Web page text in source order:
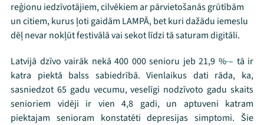
Mana programma
reģionu iedzīvotājiem, cilvēkiem ar pārvietošanās grūtībām
un citiem, kurus ļoti gaidām LAMPĀ, bet kuri dažādu iemeslu
dēļ nevar nokļūt festivālā vai sekot līdzi tā saturam digitāli.
Latvijā dzīvo vairāk nekā 400 000 senioru jeb 21,9 % – tā ir
katra piektā balss sabiedrībā. Vienlaikus dati rāda, ka,
sasniedzot 65 gadu vecumu, veselīgi nodzīvoto gadu skaits
senioriem vidēji ir vien 4,8 gadi, un aptuveni katram
piektajam senioram konstatēti depresijas simptomi. Šie